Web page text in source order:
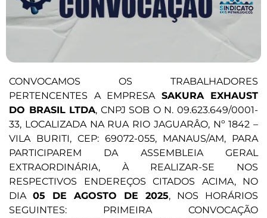
CONVOCAMOS OS TRABALHADORES
PERTENCENTES A EMPRESA SAKURA EXHAUST
DO BRASIL LTDA, CNPJ SOB O N. 09.623.649/0001-
33, LOCALIZADA NA RUA RIO JAGUARÂO, Nº 1842 –
VILA BURITI, CEP: 69072-055, MANAUS/AM, PARA
PARTICIPAREM DA ASSEMBLEIA GERAL
EXTRAORDINÁRIA, À REALIZAR-SE NOS
RESPECTIVOS ENDEREÇOS CITADOS ACIMA, NO
DIA 05 DE AGOSTO DE 2025, NOS HORÁRIOS
SEGUINTES: PRIMEIRA CONVOCAÇÃO